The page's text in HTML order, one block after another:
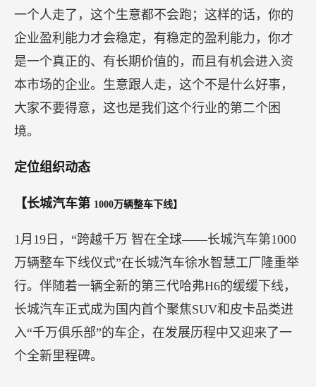
一个人走了，这个生意都不会跑；这样的话，你的
企业盈利能力才会稳定，有稳定的盈利能力，你才
是一个真正的、有长期价值的，而且有机会进入资
本市场的企业。生意跟人走，这个不是什么好事，
大家不要得意，这也是我们这个行业的第二个困
境。
定位组织动态
【长城汽车第 1000万辆整车下线】
1月19日，“跨越千万 智在全球——长城汽车第1000
万辆整车下线仪式”在长城汽车徐水智慧工厂隆重举
行。伴随着一辆全新的第三代哈弗H6的缓缓下线，
长城汽车正式成为国内首个聚焦SUV和皮卡品类进
入“千万俱乐部”的车企，在发展历程中又迎来了一
个全新里程碑。